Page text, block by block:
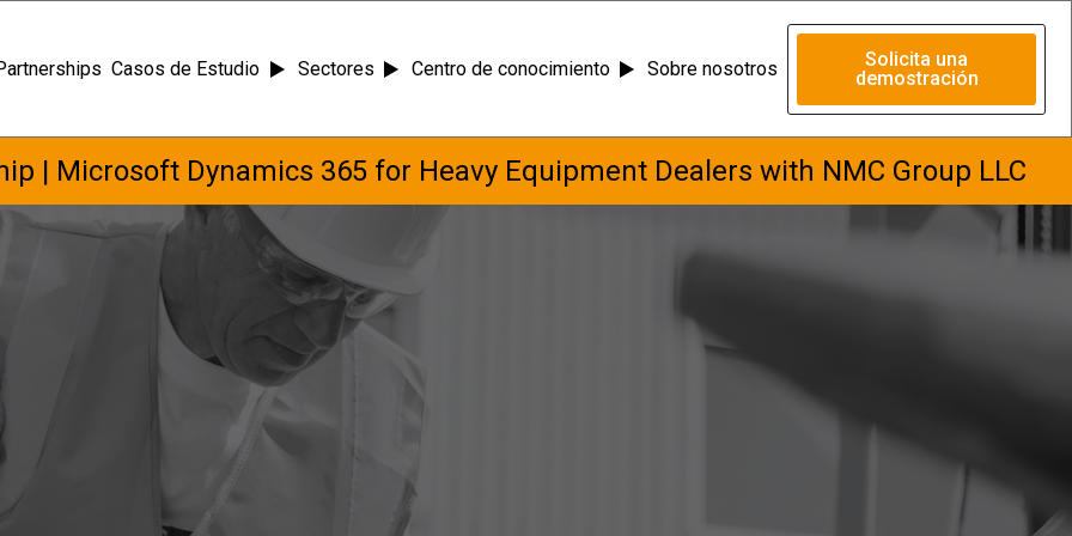
Casos de Estudio Sectores Centro de conocimiento Sobre nosotros
Solicita una
demostración
| Microsoft Dynamics 365 for Heavy Equipment Dealers with NMC Group LLC